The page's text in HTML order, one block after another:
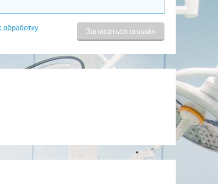
обработку